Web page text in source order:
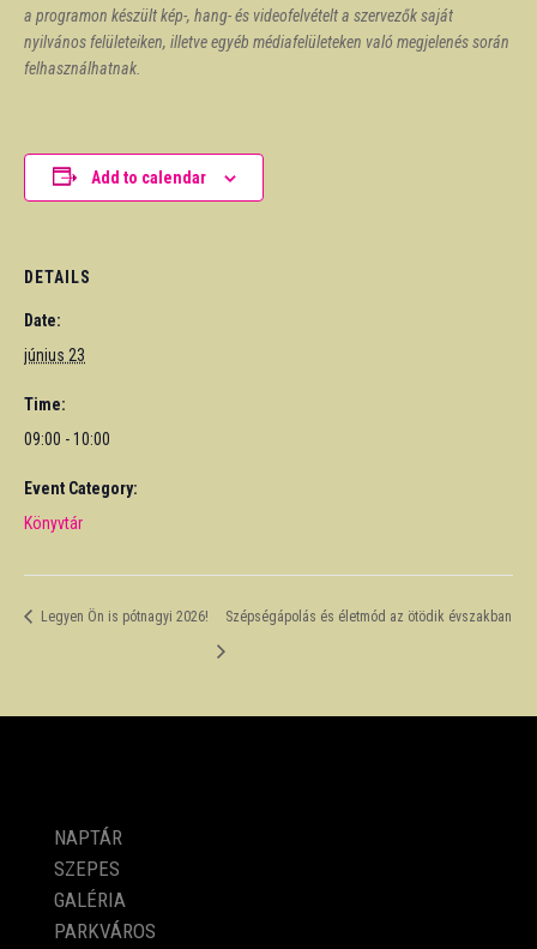
a programon készült kép-, hang- és videofelvételt a szervezők saját
nyilvános felületeiken, illetve egyéb médiafelületeken való megjelenés során
felhasználhatnak.
Add to calendar
DETAILS
Date:
június 23
Time:
09:00 - 10:00
Event Category:
Könyvtár
Legyen Ön is pótnagyi 2026! Szépségápolás és életmód az ötödik évszakban
NAPTÁR
SZEPES
GALÉRIA
PARKVÁROS